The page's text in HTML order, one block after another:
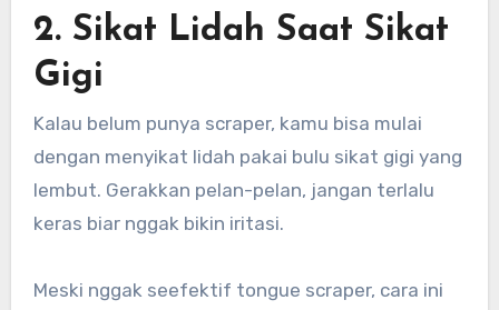
2. Sikat Lidah Saat Sikat
Gigi
Kalau belum punya scraper, kamu bisa mulai
dengan menyikat lidah pakai bulu sikat gigi yang
lembut. Gerakkan pelan-pelan, jangan terlalu
keras biar nggak bikin iritasi.
Meski nggak seefektif tongue scraper, cara ini